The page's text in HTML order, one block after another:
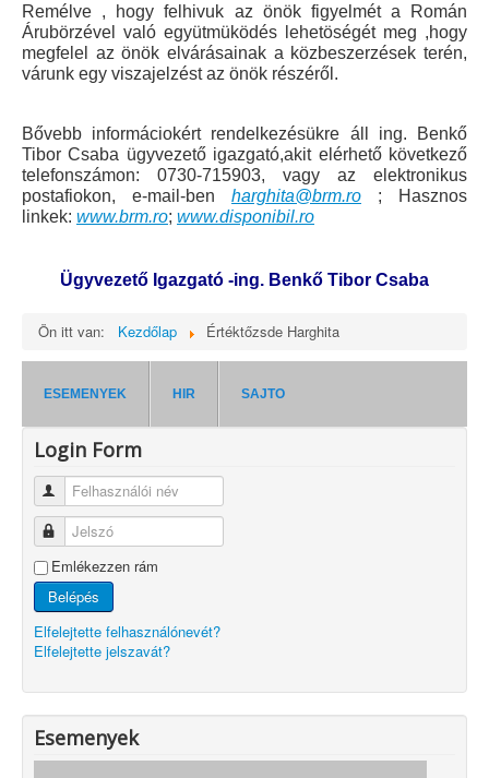
Remélve , hogy felhivuk az önök figyelmét a Román
Árubörzével való együtmüködés lehetöségét meg ,hogy
megfelel az önök elvárásainak a közbeszerzések terén,
várunk egy viszajelzést az önök részéről.
Bővebb informáciokért rendelkezésükre áll ing. Benkő
Tibor Csaba ügyvezető igazgató,akit elérhető következő
telefonszámon: 0730-715903, vagy az elektronikus
postafiokon, e-mail-ben harghita@brm.ro ; Hasznos
linkek: www.brm.ro; www.disponibil.ro
Ügyvezető Igazgató -ing. Benkő Tibor Csaba
Ön itt van: Kezdőlap Értéktőzsde Harghita
ESEMENYEK HIR SAJTO
Login Form
Felhasználói név
Jelszó
Emlékezzen rám
Belépés
Elfelejtette felhasználónevét?
Elfelejtette jelszavát?
Esemenyek